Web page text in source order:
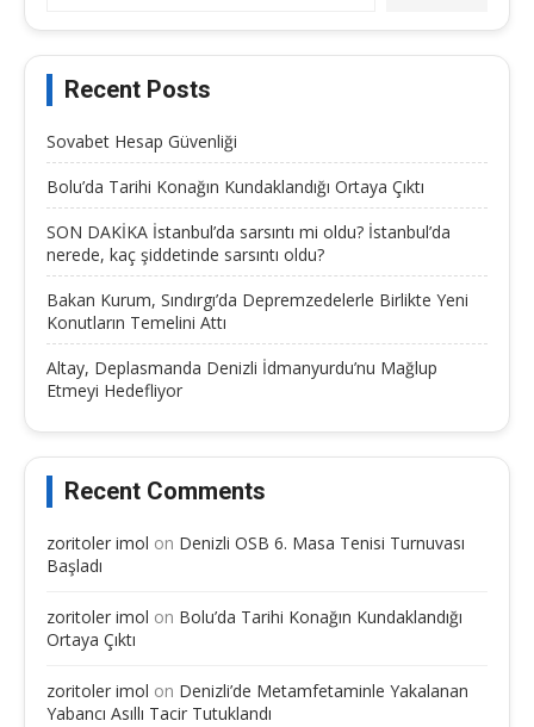
Recent Posts
Sovabet Hesap Güvenliği
Bolu’da Tarihi Konağın Kundaklandığı Ortaya Çıktı
SON DAKİKA İstanbul’da sarsıntı mi oldu? İstanbul’da
nerede, kaç şiddetinde sarsıntı oldu?
Bakan Kurum, Sındırgı’da Depremzedelerle Birlikte Yeni
Konutların Temelini Attı
Altay, Deplasmanda Denizli İdmanyurdu’nu Mağlup
Etmeyi Hedefliyor
Recent Comments
zoritoler imol on Denizli OSB 6. Masa Tenisi Turnuvası
Başladı
zoritoler imol on Bolu’da Tarihi Konağın Kundaklandığı
Ortaya Çıktı
zoritoler imol on Denizli’de Metamfetaminle Yakalanan
Yabancı Asıllı Tacir Tutuklandı